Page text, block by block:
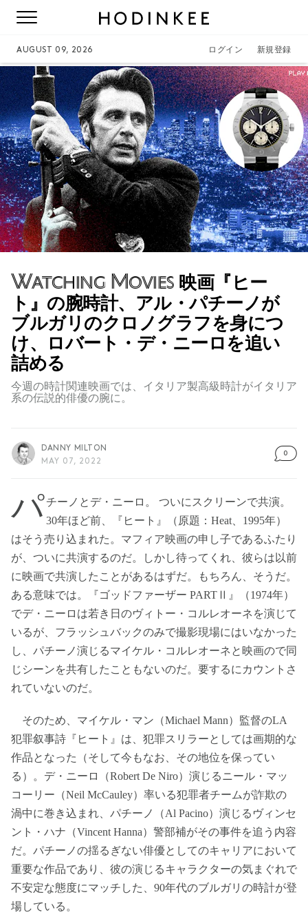
AUGUST 09, 2026 ログイン 新規登録
Watching Movies 映画『ヒー
ト』の腕時計、アル・パチーノが
ブルガリのクロノグラフを身につ
け、ロバート・デ・ニーロを追い
詰める
今週の時計関連映画では、イタリア製高級時計がイタリア
系の伝説的俳優の腕に。
DANNY MILTON
MAY 07, 2022
0
パチーノとデ・ニーロ。 ついにスクリーンで共演。
30年ほど前、『ヒート』（原題：Heat、1995年）
はそう売り込まれた。マフィア映画の申し子であるふたり
が、ついに共演するのだ。しかし待ってくれ、彼らは以前
に映画で共演したことがあるはずだ。もちろん、そうだ。
ある意味では。『ゴッドファーザー PARTⅡ』（1974年）
でデ・ニーロは若き日のヴィトー・コルレオーネを演じて
いるが、フラッシュバックのみで撮影現場にはいなかった
し、パチーノ演じるマイケル・コルレオーネと映画ので同
じシーンを共有したこともないのだ。要するにカウントさ
れていないのだ。
そのため、マイケル・マン（Michael Mann）監督のLA
犯罪叙事詩『ヒート』は、犯罪スリラーとしては画期的な
作品となった（そして今もなお、その地位を保ってい
る）。デ・ニーロ（Robert De Niro）演じるニール・マッ
コーリー（Neil McCauley）率いる犯罪者チームが詐欺の
渦中に巻き込まれ、パチーノ（Al Pacino）演じるヴィンセ
ント・ハナ（Vincent Hanna）警部補がその事件を追う内容
だ。パチーノの揺るぎない俳優としてのキャリアにおいて
重要な作品であり、彼の演じるキャラクターの気まぐれで
不安定な態度にマッチした、90年代のブルガリの時計が登
場している。